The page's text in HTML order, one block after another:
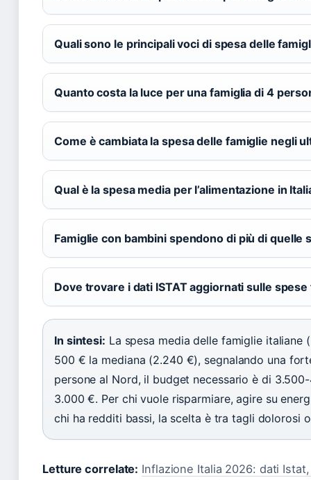
Quali sono le principali voci di spesa delle
Quanto costa la luce per una famiglia di 4
Come è cambiata la spesa delle famiglie negli
Qual è la spesa media per l’alimentazione in
Famiglie con bambini spendono di più di quelle
Dove trovare i dati ISTAT aggiornati sulle
In sintesi: La spesa media delle famiglie
500 € la mediana (2.240 €), segnalando una
persone al Nord, il budget necessario è di
3.000 €. Per chi vuole risparmiare, agire su
chi ha redditi bassi, la scelta è tra tagli dolorosi
Letture correlate: Inflazione Italia 2026: dati